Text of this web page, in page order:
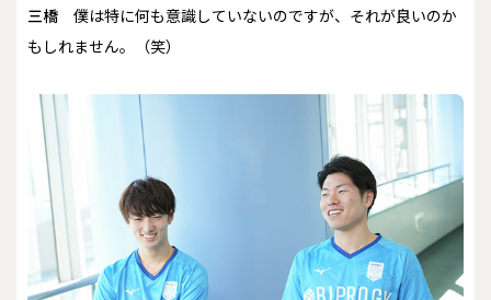
三橋
僕は特に何も意識していないのですが、それが良いのか
もしれません。（笑）